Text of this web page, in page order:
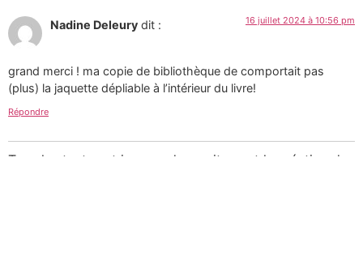
Nadine Deleury dit : 16 juillet 2024 à 10:56 pm
grand merci ! ma copie de bibliothèque de comportait pas
(plus) la jaquette dépliable à l’intérieur du livre!
Répondre
Tous les textes et images de ce site sont la création de